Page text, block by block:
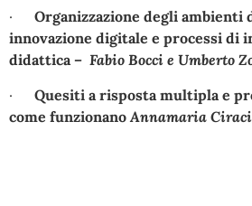
· Organizzazione degli ambienti
innovazione digitale e processi di
didattica– Fabio Bocci e Umberto
· Quesiti a risposta multipla e
come funzionano Annamaria Ciraci